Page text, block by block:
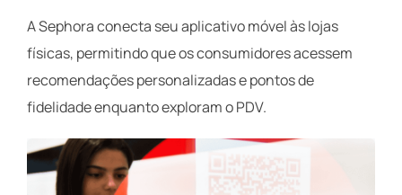
A Sephora conecta seu aplicativo móvel às lojas
físicas, permitindo que os consumidores acessem
recomendações personalizadas e pontos de
fidelidade enquanto exploram o PDV.